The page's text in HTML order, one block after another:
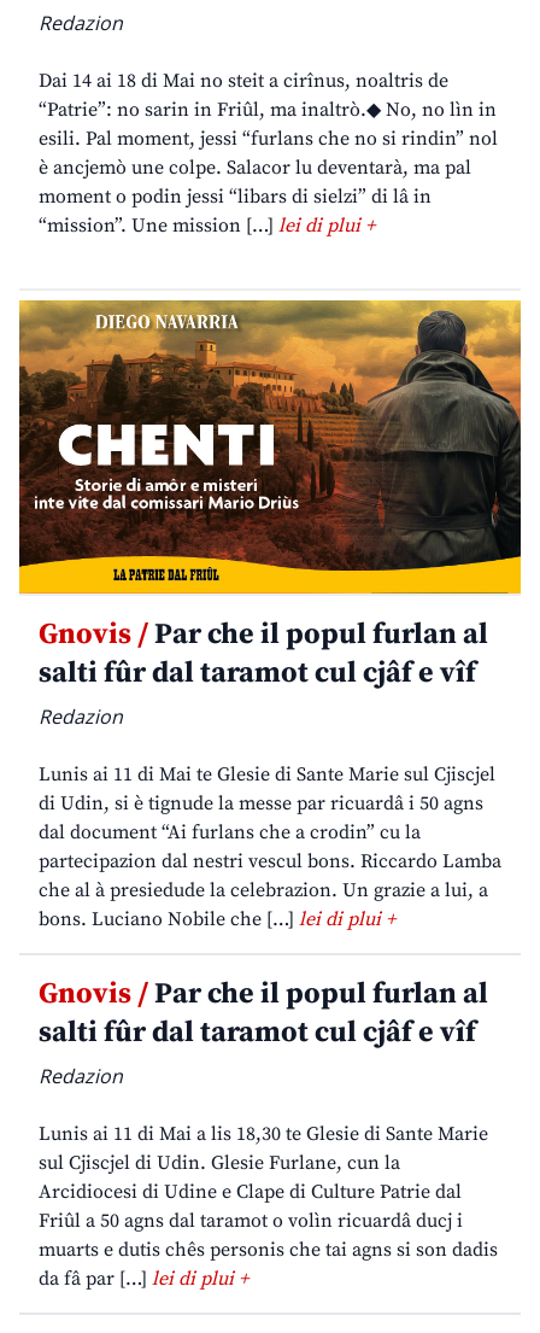
Redazion
Dai 14 ai 18 di Mai no steit a cirînus, noaltris de
“Patrie”: no sarin in Friûl, ma inaltrò.◆ No, no lìn in
esili. Pal moment, jessi “furlans che no si rindin” nol
è ancjemò une colpe. Salacor lu deventarà, ma pal
moment o podin jessi “libars di sielzi” di lâ in
“mission”. Une mission […] lei di plui +
Gnovis /Par che il popul furlan al
salti fûr dal taramot cul cjâf e vîf
Redazion
Lunis ai 11 di Mai te Glesie di Sante Marie sul Cjiscjel
di Udin, si è tignude la messe par ricuardâ i 50 agns
dal document “Ai furlans che a crodin” cu la
partecipazion dal nestri vescul bons. Riccardo Lamba
che al à presiedude la celebrazion. Un grazie a lui, a
bons. Luciano Nobile che […] lei di plui +
Gnovis /Par che il popul furlan al
salti fûr dal taramot cul cjâf e vîf
Redazion
Lunis ai 11 di Mai a lis 18,30 te Glesie di Sante Marie
sul Cjiscjel di Udin. Glesie Furlane, cun la
Arcidiocesi di Udine e Clape di Culture Patrie dal
Friûl a 50 agns dal taramot o volìn ricuardâ ducj i
muarts e dutis chês personis che tai agns si son dadis
da fâ par […] lei di plui +